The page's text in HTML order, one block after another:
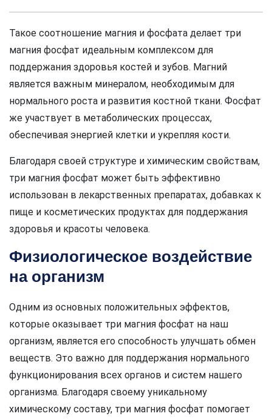
Такое соотношение магния и фосфата делает три
магния фосфат идеальным комплексом для
поддержания здоровья костей и зубов. Магний
является важным минералом, необходимым для
нормального роста и развития костной ткани. Фосфат
же участвует в метаболических процессах,
обеспечивая энергией клетки и укрепляя кости.
Благодаря своей структуре и химическим свойствам,
три магния фосфат может быть эффективно
использован в лекарственных препаратах, добавках к
пище и косметических продуктах для поддержания
здоровья и красоты человека.
Физиологическое воздействие
на организм
Одним из основных положительных эффектов,
которые оказывает три магния фосфат на наш
организм, является его способность улучшать обмен
веществ. Это важно для поддержания нормального
функционирования всех органов и систем нашего
организма. Благодаря своему уникальному
химическому составу, три магния фосфат помогает